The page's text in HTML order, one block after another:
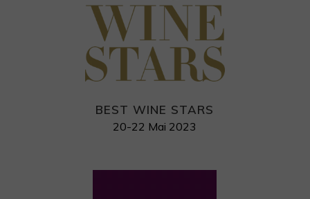
BEST WINE STARS
20-22 Mai 2023